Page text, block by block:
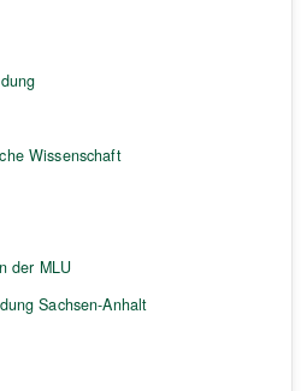
Wissenschaft
der MLU
Sachsen-Anhalt